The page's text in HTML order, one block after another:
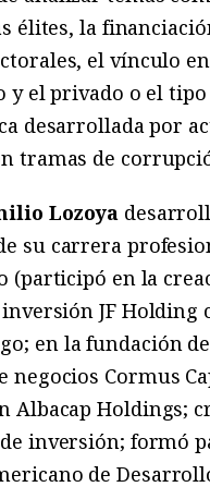
élites, la
el vínculo
y el privado o el tipo
desarrollada por
tramas de
Lozoya
su carrera
(participó en la
JF Holding
en la fundación
negocios Cormus
Albacap Holdings;
inversión; formó
de